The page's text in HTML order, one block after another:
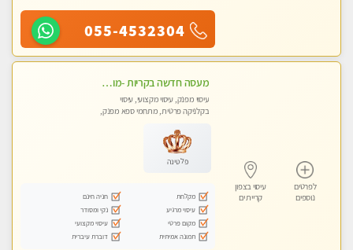
055-4532304
לפרטים
נוספים
עיסוי בצפון
קריית ים
מעסה חדשה בקריות -מומלץ לחלוטין!!!! כל סוגי העיסויים מעסה מקצועית ואיכותית פרטי!!!
עיסוי מפנק, עיסוי מקצועי, עיסוי
בקלניקה פרטית, מתחמי ספא מפנק,
פלטינה
מקלחת
חניה חינם
עיסוי מרגיע
נקי ומסודר
מקום פרטי
עיסוי מקצועי
תמונה אמיתית
דוברת עיברית